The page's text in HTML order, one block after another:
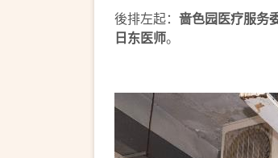
後排左起： 啬色园医疗服务
日东医师。